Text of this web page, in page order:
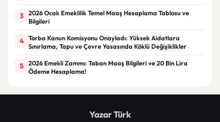
3
2026 Ocak Emeklilik Temel Maaş Hesaplama Tablosu ve
Bilgileri
4
Torba Kanun Komisyonu Onayladı: Yüksek Aidatlara
Sınırlama, Tapu ve Çevre Yasasında Köklü Değişiklikler
5
2026 Emekli Zammı: Taban Maaş Bilgileri ve 20 Bin Lira
Ödeme Hesaplama!
Yazar Türk